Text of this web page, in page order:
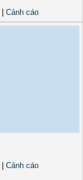
Cảnh cáo
Cảnh cáo